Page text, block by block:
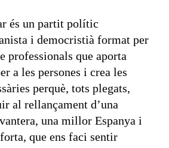
és un partit polític
i democristià format per
professionals que aporta
a les persones i crea les
perquè, tots plegats,
al rellançament d’una
una millor Espanya i
que ens faci sentir